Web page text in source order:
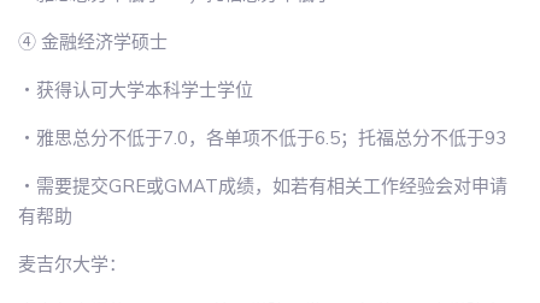
④ 金融经济学硕士
・获得认可大学本科学士学位
・雅思总分不低于7.0，各单项不低于6.5；托福总分不低于93
・需要提交GRE或GMAT成绩，如若有相关工作经验会对申请
有帮助
麦吉尔大学：